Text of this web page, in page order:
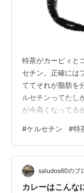
特茶がカービィと
セチン。正確には
ててそれが脂肪を
ルセチンってたし
が今高くなってる
つうの特茶より 飲
#ケルセチン #特
saludos60のブ
カレーはこんな